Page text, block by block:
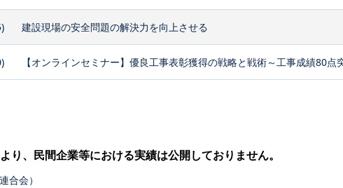
建設現場の安全問題の解決力を向上させる
【オンラインセミナー】優良工事表彰獲得の戦略と戦術～工事成績80点
り、民間企業等における実績は公開しておりません。
合会）